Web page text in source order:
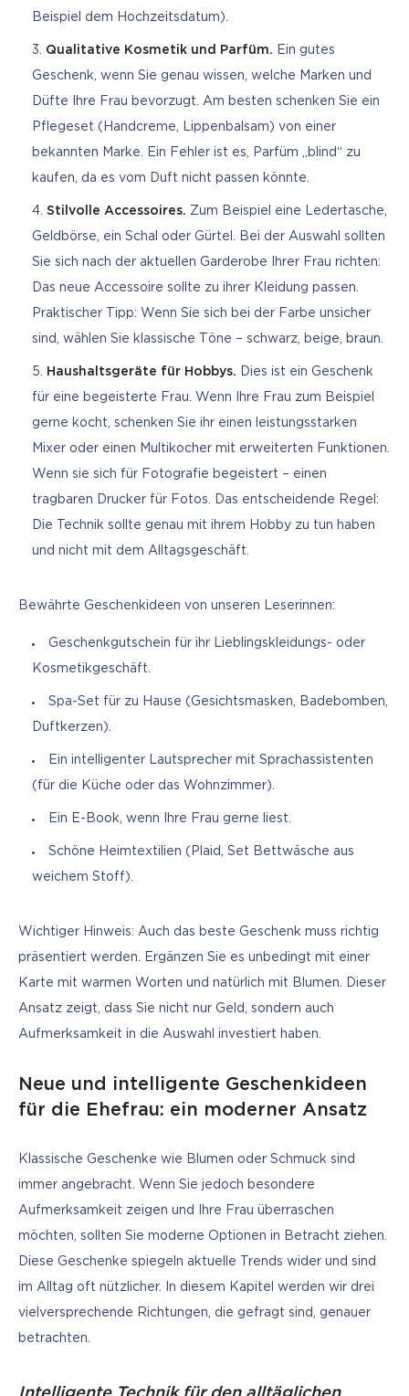
Beispiel dem Hochzeitsdatum).
Qualitative Kosmetik und Parfüm. Ein gutes
Geschenk, wenn Sie genau wissen, welche Marken und
Düfte Ihre Frau bevorzugt. Am besten schenken Sie ein
Pflegeset (Handcreme, Lippenbalsam) von einer
bekannten Marke. Ein Fehler ist es, Parfüm „blind“ zu
kaufen, da es vom Duft nicht passen könnte.
Stilvolle Accessoires. Zum Beispiel eine Ledertasche,
Geldbörse, ein Schal oder Gürtel. Bei der Auswahl sollten
Sie sich nach der aktuellen Garderobe Ihrer Frau richten:
Das neue Accessoire sollte zu ihrer Kleidung passen.
Praktischer Tipp: Wenn Sie sich bei der Farbe unsicher
sind, wählen Sie klassische Töne – schwarz, beige, braun.
Haushaltsgeräte für Hobbys. Dies ist ein Geschenk
für eine begeisterte Frau. Wenn Ihre Frau zum Beispiel
gerne kocht, schenken Sie ihr einen leistungsstarken
Mixer oder einen Multikocher mit erweiterten Funktionen.
Wenn sie sich für Fotografie begeistert – einen
tragbaren Drucker für Fotos. Das entscheidende Regel:
Die Technik sollte genau mit ihrem Hobby zu tun haben
und nicht mit dem Alltagsgeschäft.
Bewährte Geschenkideen von unseren Leserinnen:
Geschenkgutschein für ihr Lieblingskleidungs- oder
Kosmetikgeschäft.
Spa-Set für zu Hause (Gesichtsmasken, Badebomben,
Duftkerzen).
Ein intelligenter Lautsprecher mit Sprachassistenten
(für die Küche oder das Wohnzimmer).
Ein E-Book, wenn Ihre Frau gerne liest.
Schöne Heimtextilien (Plaid, Set Bettwäsche aus
weichem Stoff).
Wichtiger Hinweis: Auch das beste Geschenk muss richtig
präsentiert werden. Ergänzen Sie es unbedingt mit einer
Karte mit warmen Worten und natürlich mit Blumen. Dieser
Ansatz zeigt, dass Sie nicht nur Geld, sondern auch
Aufmerksamkeit in die Auswahl investiert haben.
Neue und intelligente Geschenkideen
für die Ehefrau: ein moderner Ansatz
Klassische Geschenke wie Blumen oder Schmuck sind
immer angebracht. Wenn Sie jedoch besondere
Aufmerksamkeit zeigen und Ihre Frau überraschen
möchten, sollten Sie moderne Optionen in Betracht ziehen.
Diese Geschenke spiegeln aktuelle Trends wider und sind
im Alltag oft nützlicher. In diesem Kapitel werden wir drei
vielversprechende Richtungen, die gefragt sind, genauer
betrachten.